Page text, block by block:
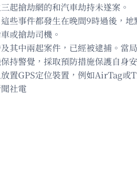
起搶劫網的和汽車劫持未遂案。
些事件都發生在晚間9時過後，
或搶劫司機。
其中兩起案件，已經被逮捕。當
持警覺，採取預防措施保護自身
置GPS定位裝置，例如AirTag
社電